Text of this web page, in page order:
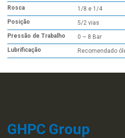
Rosca
1/8 e 1/4
Posição
5/2 vias
Pressão de Trabalho
0 ~ 8 Bar
Lubrificação
Recomendado
GHPC Group